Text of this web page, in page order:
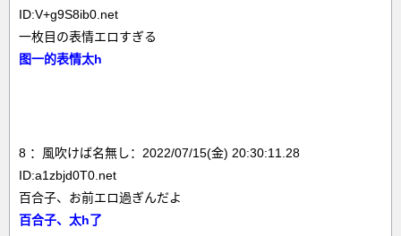
ID:V+g9S8ib0.net
一枚目の表情エロすぎる
图一的表情太h
8 ：風吹けば名無し：2022/07/15(金) 20:30:11.28
ID:a1zbjd0T0.net
百合子、お前エロ過ぎんだよ
百合子、太h了